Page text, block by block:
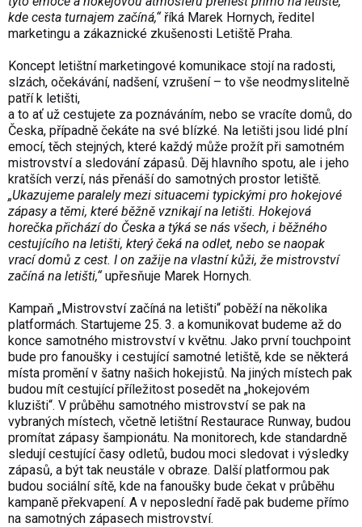
kde cesta turnajem začíná,“říká Marek Hornych, ředitel
marketingu a zákaznické zkušenosti Letiště Praha.
Koncept letištní marketingové komunikace stojí na radosti,
slzách, očekávání, nadšení, vzrušení – to vše neodmyslitelně
patří k letišti,
a to ať už cestujete za poznáváním, nebo se vracíte domů, do
Česka, případně čekáte na své blízké. Na letišti jsou lidé plní
emocí, těch stejných, které každý může prožít při samotném
mistrovství a sledování zápasů. Děj hlavního spotu, ale i jeho
kratších verzí, nás přenáší do samotných prostor letiště.
„Ukazujeme paralely mezi situacemi typickými pro hokejové
zápasy a těmi, které běžně vznikají na letišti. Hokejová
horečka přichází do Česka a týká se nás všech, i běžného
cestujícího na letišti, který čeká na odlet, nebo se naopak
vrací domů z cest. I on zažije na vlastní kůži, že mistrovství
začíná na letišti,“upřesňuje Marek Hornych.
Kampaň „Mistrovství začíná na letišti“ poběží na několika
platformách. Startujeme 25. 3. a komunikovat budeme až do
konce samotného mistrovství v květnu. Jako první touchpoint
bude pro fanoušky i cestující samotné letiště, kde se některá
místa promění v šatny našich hokejistů. Na jiných místech pak
budou mít cestující příležitost posedět na „hokejovém
kluzišti“. V průběhu samotného mistrovství se pak na
vybraných místech, včetně letištní Restaurace Runway, budou
promítat zápasy šampionátu. Na monitorech, kde standardně
sledují cestující časy odletů, budou moci sledovat i výsledky
zápasů, a být tak neustále v obraze. Další platformou pak
budou sociální sítě, kde na fanoušky bude čekat v průběhu
kampaně překvapení. A v neposlední řadě pak budeme přímo
na samotných zápasech mistrovství.